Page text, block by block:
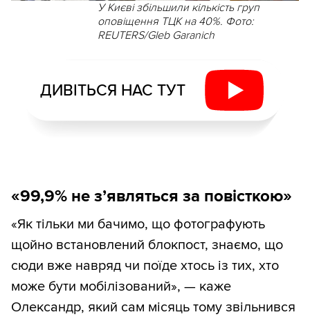
У Києві збільшили кількість груп
оповіщення ТЦК на 40%. Фото:
REUTERS/Gleb Garanich
ДИВІТЬСЯ НАС ТУТ
«99,9% не з’являться за повісткою»
«Як тільки ми бачимо, що фотографують
щойно встановлений блокпост, знаємо, що
сюди вже навряд чи поїде хтось із тих, хто
може бути мобілізований», — каже
Олександр, який сам місяць тому звільнився